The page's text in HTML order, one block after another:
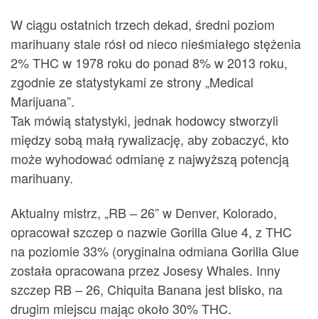
W ciągu ostatnich trzech dekad, średni poziom
marihuany stale rósł od nieco nieśmiałego stężenia
2% THC w 1978 roku do ponad 8% w 2013 roku,
zgodnie ze statystykami ze strony „Medical
Marijuana”.
Tak mówią statystyki, jednak hodowcy stworzyli
między sobą małą rywalizację, aby zobaczyć, kto
może wyhodować odmianę z najwyższą potencją
marihuany.
Aktualny mistrz, „RB – 26” w Denver, Kolorado,
opracował szczep o nazwie Gorilla Glue 4, z THC
na poziomie 33% (oryginalna odmiana Gorilla Glue
została opracowana przez Josesy Whales. Inny
szczep RB – 26, Chiquita Banana jest blisko, na
drugim miejscu mając około 30% THC.